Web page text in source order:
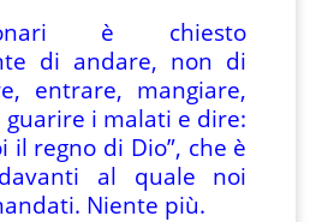
è chiesto
di andare, non di
entrare, mangiare,
guarire i malati e dire:
il regno di Dio”, che è
al quale noi
Niente più.